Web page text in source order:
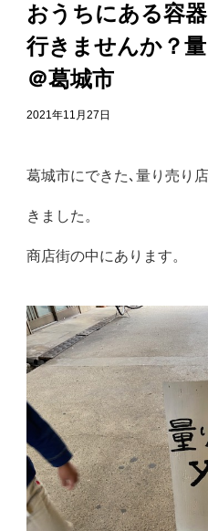
おうちにある容
行きませんか？量
＠葛城市
2021年11月27日
葛城市にできた､量り売り店
きました。
商店街の中にあります。